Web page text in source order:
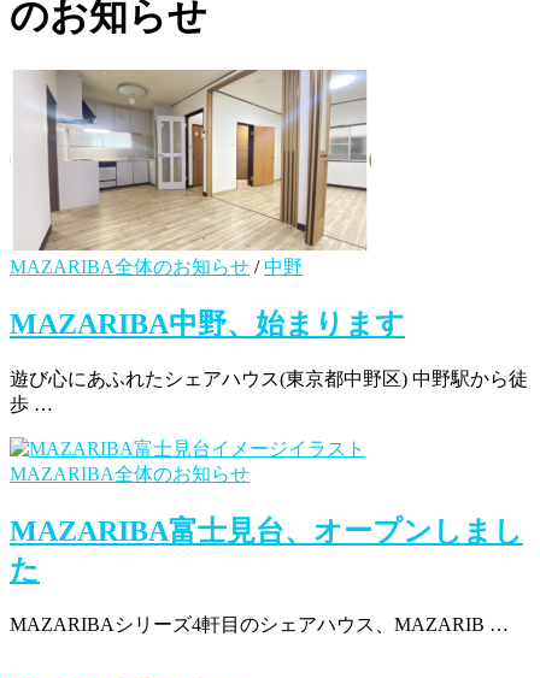
のお知らせ
MAZARIBA全体のお知らせ /中野
MAZARIBA中野、始まります
遊び心にあふれたシェアハウス(東京都中野区) 中野駅から徒
歩 …
MAZARIBA全体のお知らせ
MAZARIBA富士見台、オープンしまし
た
MAZARIBAシリーズ4軒目のシェアハウス、MAZARIB …